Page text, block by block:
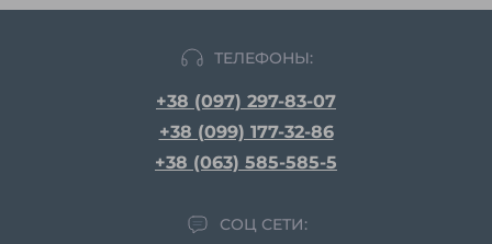
ТЕЛЕФОНЫ:
+38 (097) 297-83-07
+38 (099) 177-32-86
+38 (063) 585-585-5
СОЦ СЕТИ: